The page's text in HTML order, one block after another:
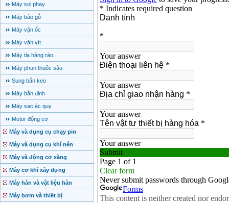
Máy soi phay
Máy bào gỗ
Máy vặn ốc
Máy vặn vít
Máy tỉa hàng rào
Máy phun thuốc sâu
Sung bắn keo
Máy bắn đinh
Máy sạc ác quy
Motor động cơ
Máy và dụng cụ chạy pin
Máy và dụng cụ khí nén
Máy và động cơ xăng
Máy cơ khí xây dựng
Máy hàn và vật liệu hàn
Máy bơm và thiết bị